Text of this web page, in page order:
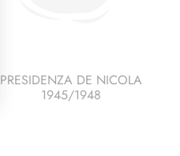
PRESIDENZA DE NICOLA
1945/1948